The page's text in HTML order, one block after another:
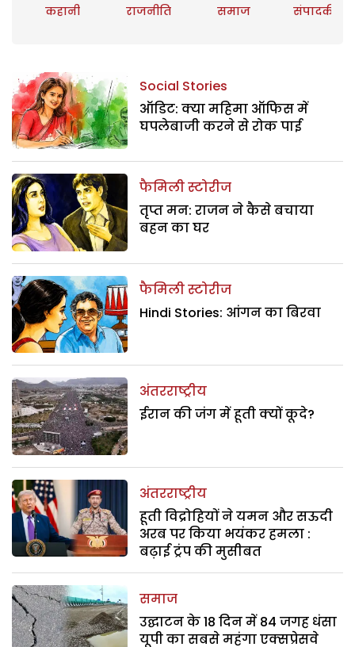
कहानी राजनीति समाज संपादकीय
Social Stories
ऑडिट: क्या महिमा ऑफिस में
घपलेबाजी करने से रोक पाई
फैमिली स्टोरीज
तृप्त मन: राजन ने कैसे बचाया
बहन का घर
फैमिली स्टोरीज
Hindi Stories: आंगन का बिरवा
अंतरराष्ट्रीय
ईरान की जंग में हूती क्यों कूदे?
अंतरराष्ट्रीय
हूती विद्रोहियों ने यमन और सऊदी
अरब पर किया भयंकर हमला :
बढ़ाई ट्रंप की मुसीबत
समाज
उद्घाटन के 18 दिन में 84 जगह धंसा
यूपी का सबसे महंगा एक्सप्रेसवे